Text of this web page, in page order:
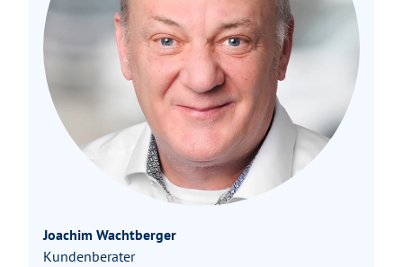
Joachim Wachtberger
Kundenberater